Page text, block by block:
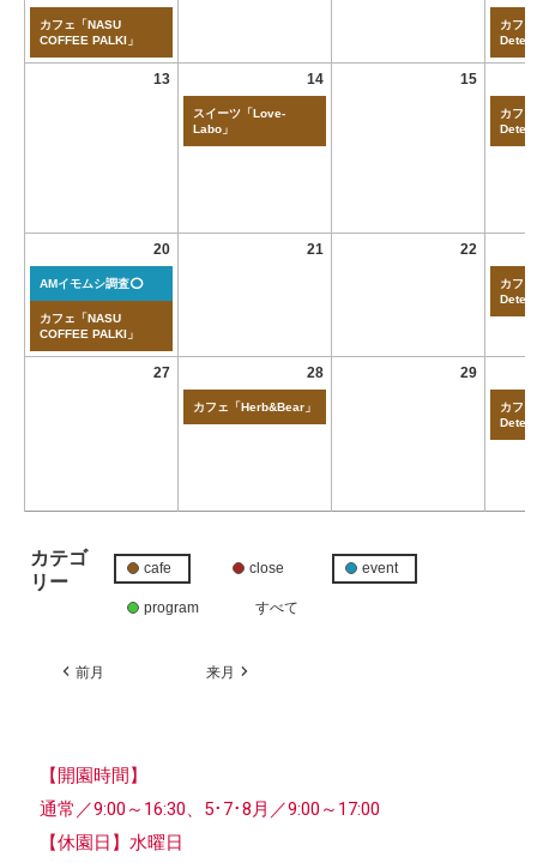
カフェ「NASU
COFFEE PALKI」
カフ
13 14
スイーツ「Love-
Labo」
15
カフ
20
AMイモムシ調査⭕
カフェ「NASU
COFFEE PALKI」
21 22
カフ
27 28
カフェ「Herb&Bear」
29
カフ
カテゴ
リー
cafe close event
program すべて
前月 来月
【開園時間】
通常／9:00～16:30、5･7･8月／9:00～17:00
【休園日】水曜日